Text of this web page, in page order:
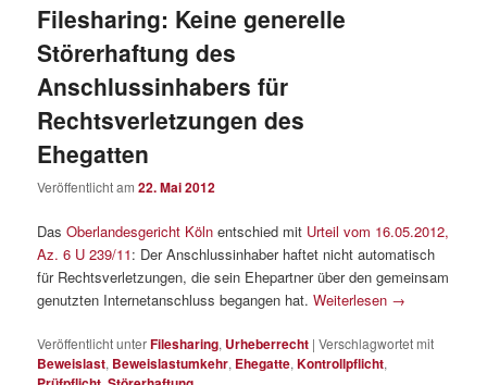
Filesharing: Keine generelle
Störerhaftung des
Anschlussinhabers für
Rechtsverletzungen des
Ehegatten
Veröffentlicht am22. Mai 2012
DasOberlandesgericht Köln entschied mit Urteil vom 16.05.2012,
Az. 6 U 239/11: Der Anschlussinhaber haftet nicht automatisch
für Rechtsverletzungen, die sein Ehepartner über den gemeinsam
genutzten Internetanschluss begangen hat.Weiterlesen →
Veröffentlicht unterFilesharing, Urheberrecht |Verschlagwortet mit
Beweislast, Beweislastumkehr, Ehegatte,Kontrollpflicht,